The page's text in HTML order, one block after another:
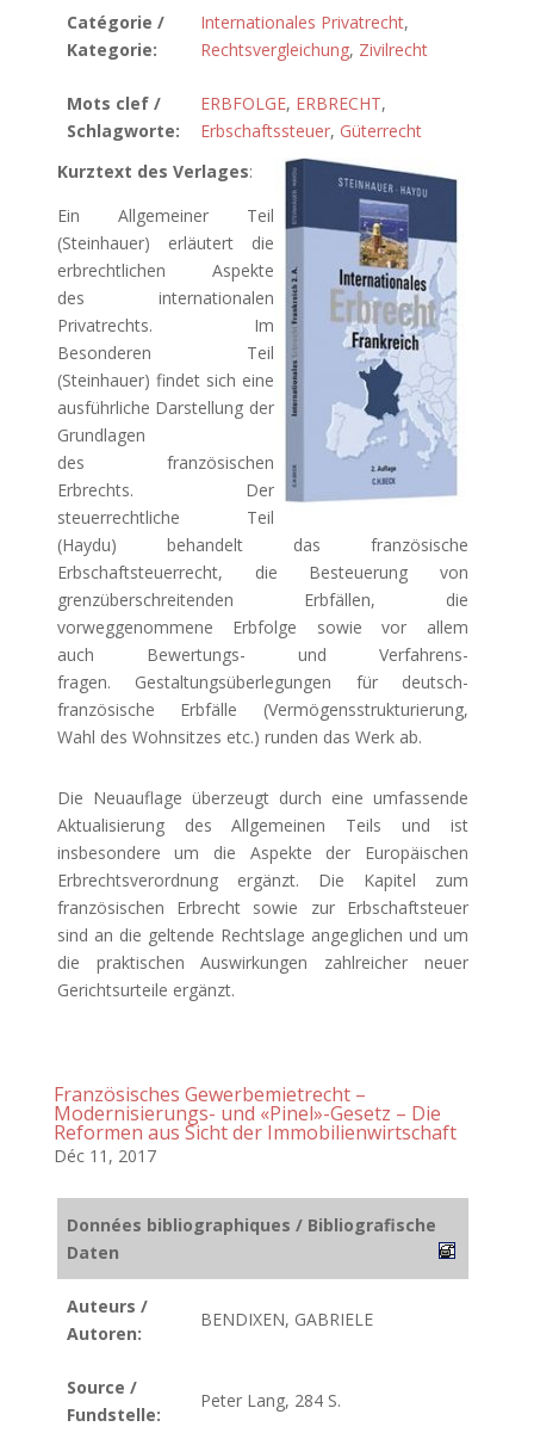
Catégorie /
Kategorie:
Internationales Privatrecht,
Rechtsvergleichung, Zivilrecht
Mots clef /
Schlagworte:
ERBFOLGE, ERBRECHT,
Erbschaftssteuer, Güterrecht
Kurztext des Verlages:
Ein Allgemeiner Teil
(Steinhauer) erläutert die
erbrechtlichen Aspekte
des internationalen
Privatrechts. Im
Besonderen Teil
(Steinhauer) findet sich eine
ausführliche Darstellung der
Grundlagen
des französischen
Erbrechts. Der
steuerrechtliche Teil
(Haydu) behandelt das französische
Erbschaftsteuerrecht, die Besteuerung von
grenzüberschreitenden Erbfällen, die
vorweggenommene Erbfolge sowie vor allem
auch Bewertungs- und Verfahrens­
fragen. Gestaltungsüberlegungen für deutsch-
französische Erbfälle (Vermögensstrukturierung,
Wahl des Wohnsitzes etc.) runden das Werk ab.
Die Neuauflage überzeugt durch eine umfassende
Aktualisierung des Allgemeinen Teils und ist
insbesondere um die Aspekte der Europäischen
Erbrechtsverordnung ergänzt. Die Kapitel zum
französischen Erbrecht sowie zur Erbschaftsteuer
sind an die geltende Rechtslage angeglichen und um
die praktischen Auswirkungen zahlreicher neuer
Gerichtsurteile ergänzt.
Französisches Gewerbemietrecht –
Modernisierungs- und «Pinel»-Gesetz – Die
Reformen aus Sicht der Immobilienwirtschaft
Déc 11, 2017
Données bibliographiques / Bibliografische
Daten
Auteurs /
Autoren:
BENDIXEN, GABRIELE
Source /
Fundstelle:
Peter Lang, 284 S.